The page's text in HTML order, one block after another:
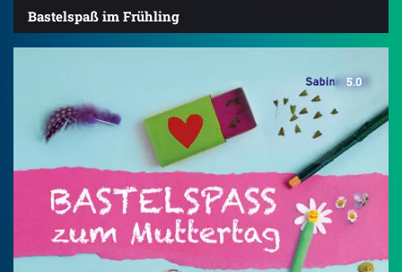
Bastelspaß im Frühling
5.0